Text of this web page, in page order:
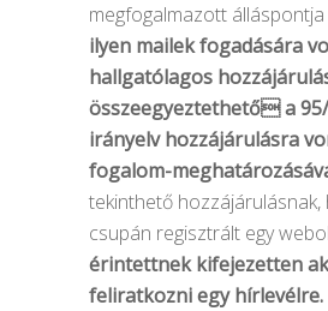
megfogalmazott álláspontja
ilyen mailek fogadására
hallgatólagos
összeegyeztethető a
irányelv hozzájárulásra
fogalom-
tekinthető hozzájárulásnak,
csupán regisztrált egy
érintettnek kifejezetten
feliratkozni egy hírlevélre.